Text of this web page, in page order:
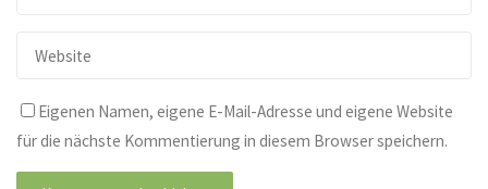
Eigenen Namen, eigene E-Mail-Adresse und eigene Website
für die nächste Kommentierung in diesem Browser speichern.